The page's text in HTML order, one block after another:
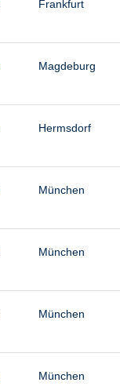
Frankfurt
Magdeburg
Hermsdorf
München
München
München
München